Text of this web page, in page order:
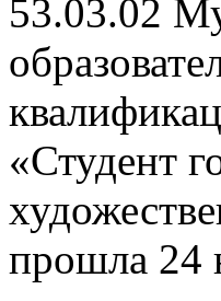
53.03.02
«Студент
прошла 24